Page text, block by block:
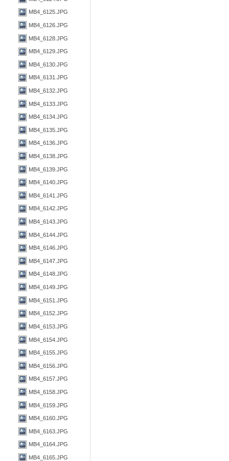
MB4_6125.JPG
MB4_6126.JPG
MB4_6128.JPG
MB4_6129.JPG
MB4_6130.JPG
MB4_6131.JPG
MB4_6132.JPG
MB4_6133.JPG
MB4_6134.JPG
MB4_6135.JPG
MB4_6136.JPG
MB4_6138.JPG
MB4_6139.JPG
MB4_6140.JPG
MB4_6141.JPG
MB4_6142.JPG
MB4_6143.JPG
MB4_6144.JPG
MB4_6146.JPG
MB4_6147.JPG
MB4_6148.JPG
MB4_6149.JPG
MB4_6151.JPG
MB4_6152.JPG
MB4_6153.JPG
MB4_6154.JPG
MB4_6155.JPG
MB4_6156.JPG
MB4_6157.JPG
MB4_6158.JPG
MB4_6159.JPG
MB4_6160.JPG
MB4_6163.JPG
MB4_6164.JPG
MB4_6165.JPG